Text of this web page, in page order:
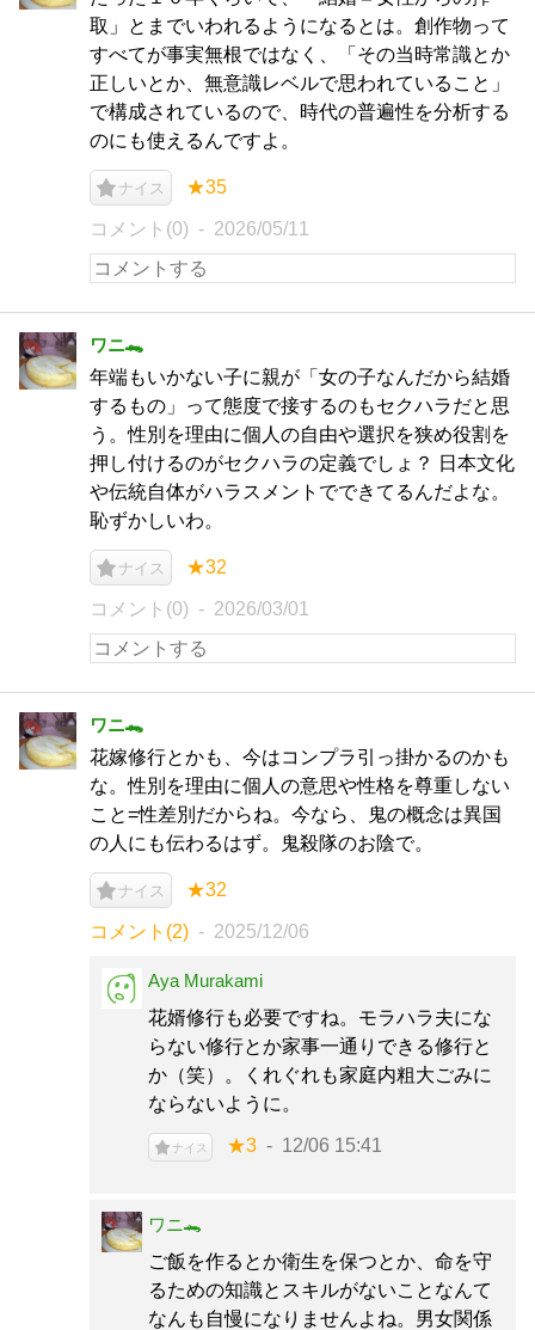
取」とまでいわれるようになるとは。創作物って
すべてが事実無根ではなく、「その当時常識とか
正しいとか、無意識レベルで思われていること」
で構成されているので、時代の普遍性を分析する
のにも使えるんですよ。
ナイス ★35
コメント(0) 2026/05/11
ワニ🐊
年端もいかない子に親が「女の子なんだから結婚
するもの」って態度で接するのもセクハラだと思
う。性別を理由に個人の自由や選択を狭め役割を
押し付けるのがセクハラの定義でしょ？ 日本文化
や伝統自体がハラスメントでできてるんだよな。
恥ずかしいわ。
ナイス ★32
コメント(0) 2026/03/01
ワニ🐊
花嫁修行とかも、今はコンプラ引っ掛かるのかも
な。性別を理由に個人の意思や性格を尊重しない
こと=性差別だからね。今なら、鬼の概念は異国
の人にも伝わるはず。鬼殺隊のお陰で。
ナイス ★32
コメント(2) 2025/12/06
Aya Murakami
花婿修行も必要ですね。モラハラ夫にな
らない修行とか家事一通りできる修行と
か（笑）。くれぐれも家庭内粗大ごみに
ならないように。
ナイス ★3 12/06 15:41
ワニ🐊
ご飯を作るとか衛生を保つとか、命を守
るための知識とスキルがないことなんて
なんも自慢になりませんよね。男女関係